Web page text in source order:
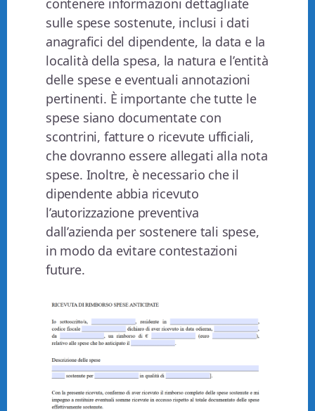
contenere informazioni dettagliate
sulle spese sostenute, inclusi i dati
anagrafici del dipendente, la data e la
località della spesa, la natura e l’entità
delle spese e eventuali annotazioni
pertinenti. È importante che tutte le
spese siano documentate con
scontrini, fatture o ricevute ufficiali,
che dovranno essere allegati alla nota
spese. Inoltre, è necessario che il
dipendente abbia ricevuto
l’autorizzazione preventiva
dall’azienda per sostenere tali spese,
in modo da evitare contestazioni
future.